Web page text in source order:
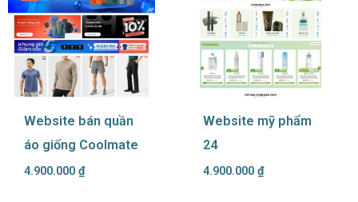
Website bán quần
áo giống Coolmate
4.900.000 ₫
Website mỹ phẩm
24
4.900.000 ₫